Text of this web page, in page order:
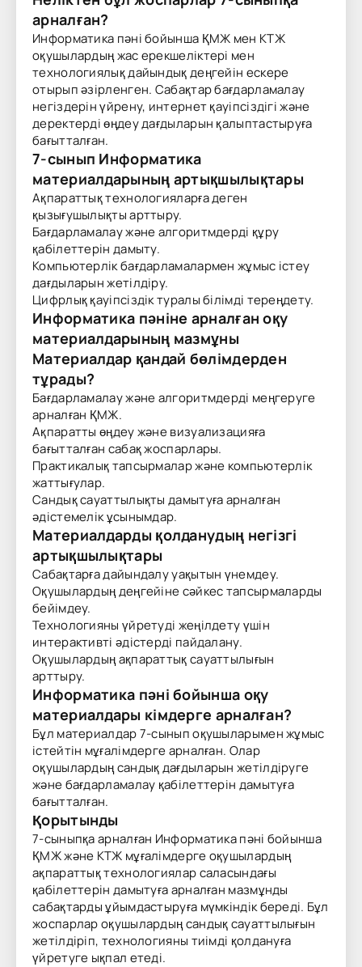
арналған?
Информатика пәні бойынша ҚМЖ мен КТЖ
оқушылардың жас ерекшеліктері мен
технологиялық дайындық деңгейін ескере
отырып әзірленген. Сабақтар бағдарламалау
негіздерін үйрену, интернет қауіпсіздігі және
деректерді өңдеу дағдыларын қалыптастыруға
бағытталған.
7-сынып Информатика
материалдарының артықшылықтары
Ақпараттық технологияларға деген
қызығушылықты арттыру.
Бағдарламалау және алгоритмдерді құру
қабілеттерін дамыту.
Компьютерлік бағдарламалармен жұмыс істеу
дағдыларын жетілдіру.
Цифрлық қауіпсіздік туралы білімді тереңдету.
Информатика пәніне арналған оқу
материалдарының мазмұны
Материалдар қандай бөлімдерден
тұрады?
Бағдарламалау және алгоритмдерді меңгеруге
арналған ҚМЖ.
Ақпаратты өңдеу және визуализацияға
бағытталған сабақ жоспарлары.
Практикалық тапсырмалар және компьютерлік
жаттығулар.
Сандық сауаттылықты дамытуға арналған
әдістемелік ұсынымдар.
Материалдарды қолданудың негізгі
артықшылықтары
Сабақтарға дайындалу уақытын үнемдеу.
Оқушылардың деңгейіне сәйкес тапсырмаларды
бейімдеу.
Технологияны үйретуді жеңілдету үшін
интерактивті әдістерді пайдалану.
Оқушылардың ақпараттық сауаттылығын
арттыру.
Информатика пәні бойынша оқу
материалдары кімдерге арналған?
Бұл материалдар 7-сынып оқушыларымен жұмыс
істейтін мұғалімдерге арналған. Олар
оқушылардың сандық дағдыларын жетілдіруге
және бағдарламалау қабілеттерін дамытуға
бағытталған.
Қорытынды
7-сыныпқа арналған Информатика пәні бойынша
ҚМЖ және КТЖ мұғалімдерге оқушылардың
ақпараттық технологиялар саласындағы
қабілеттерін дамытуға арналған мазмұнды
сабақтарды ұйымдастыруға мүмкіндік береді. Бұл
жоспарлар оқушылардың сандық сауаттылығын
жетілдіріп, технологияны тиімді қолдануға
үйретуге ықпал етеді.